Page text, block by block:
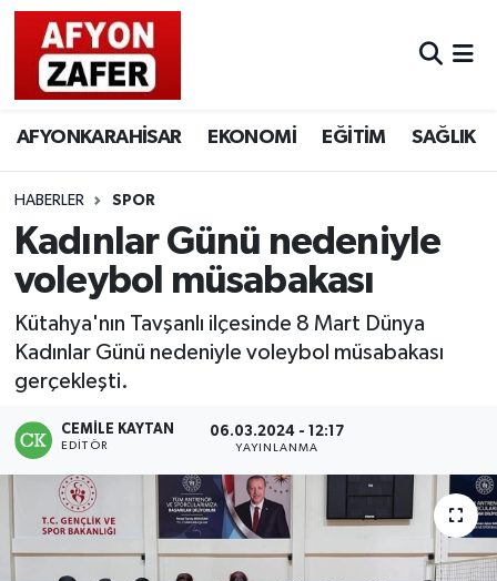
AFYONKARAHİSAR EKONOMİ EĞİTİM SAĞLIK
HABERLER SPOR
Kadınlar Günü nedeniyle
voleybol müsabakası
Kütahya'nın Tavşanlı ilçesinde 8 Mart Dünya
Kadınlar Günü nedeniyle voleybol müsabakası
gerçekleşti.
CEMILE KAYTAN
EDITÖR
06.03.2024 - 12:17
YAYINLANMA